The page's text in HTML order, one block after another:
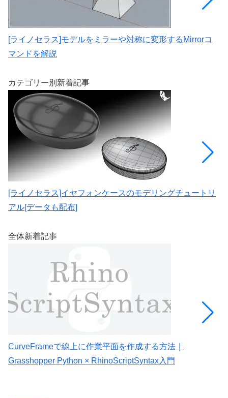
[ライノセラス]モデルをミラーや対称に変形するMirrorコ
マンドを解説
カテゴリー別新着記事
[ライノセラス]イヤフォンケースのモデリングチュートリ
アル[データも配布]
全体新着記事
CurveFrameで線上に作業平面を作成する方法｜
Grasshopper Python × RhinoScriptSyntax入門